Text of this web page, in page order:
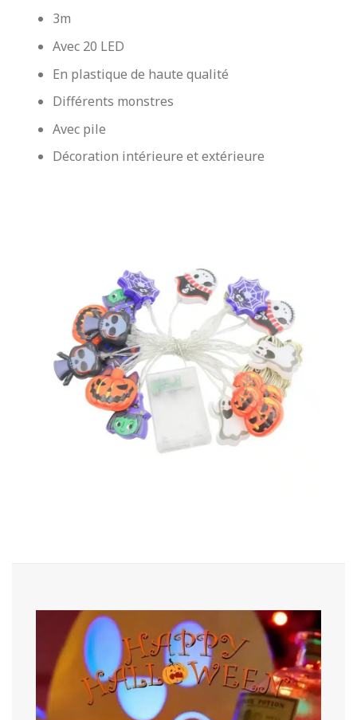
3m
Avec 20 LED
En plastique de haute qualité
Différents monstres
Avec pile
Décoration intérieure et extérieure